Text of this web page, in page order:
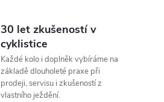
30 let zkušeností v
cyklistice
Každé kolo i doplněk vybíráme na
základě dlouholeté praxe při
prodeji, servisu i zkušeností z
vlastního ježdění.